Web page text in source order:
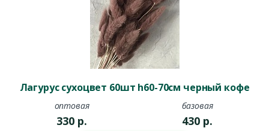
Лагурус сухоцвет 60шт h60-70см черный кофе
оптовая
330 р.
базовая
430 р.